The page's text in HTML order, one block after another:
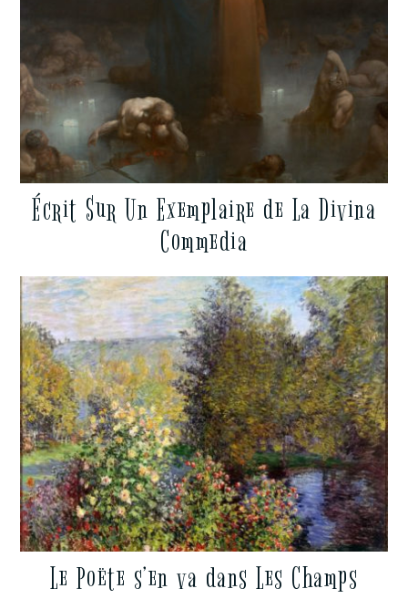
Écrit Sur Un Exemplaire de La Divina
Commedia
Le Poëte s’en va dans Les Champs